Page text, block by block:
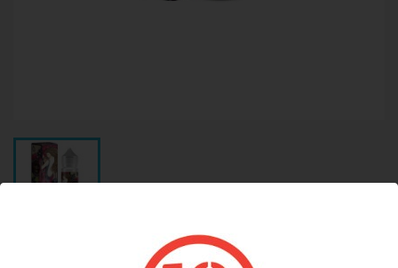
FRAMBOISE CASSIS 50 ML VEGETOL